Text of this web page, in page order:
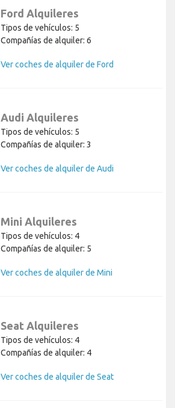
Ford Alquileres
Tipos de vehículos: 5
Compañías de alquiler: 6
Ver coches de alquiler de Ford
Audi Alquileres
Tipos de vehículos: 5
Compañías de alquiler: 3
Ver coches de alquiler de Audi
Mini Alquileres
Tipos de vehículos: 4
Compañías de alquiler: 5
Ver coches de alquiler de Mini
Seat Alquileres
Tipos de vehículos: 4
Compañías de alquiler: 4
Ver coches de alquiler de Seat